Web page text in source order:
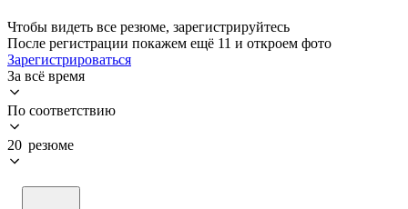
Чтобы видеть все резюме, зарегистрируйтесь
После регистрации покажем ещё 11 и откроем фото
Зарегистрироваться
За всё время
По соответствию
20 резюме